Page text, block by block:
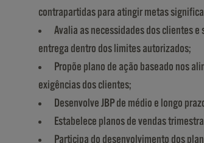
contrapartidas para atingir metas
Avalia as necessidades dos clientes
entrega dentro dos limites autorizados;
Propõe plano de ação baseado nos
exigências dos clientes;
Desenvolve JBP de médio e longo
Estabelece planos de vendas
Participa do desenvolvimento dos